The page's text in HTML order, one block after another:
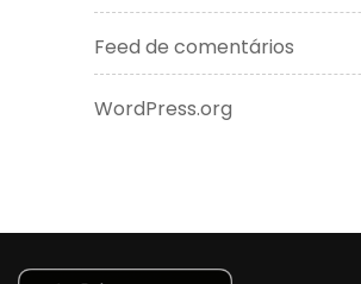
Feed de comentários
WordPress.org